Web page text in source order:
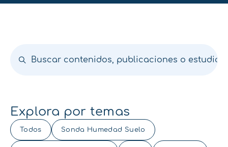
Explora por temas
Todos Sonda Humedad Suelo